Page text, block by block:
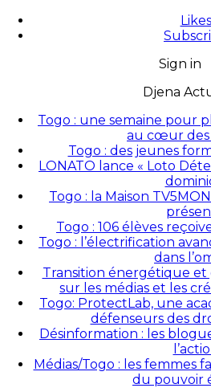
Likes
Sign in
Djena
Togo : une semaine pour
au cœur des
Togo : des jeunes
LONATO lance « Loto
Togo : la Maison
Togo : 106 élèves
Togo : l’électrification
dans
Transition énergétique et
sur les médias et les
Togo: ProtectLab, une
défenseurs des
Désinformation : les
Médias/Togo : les femmes
du pouvoir